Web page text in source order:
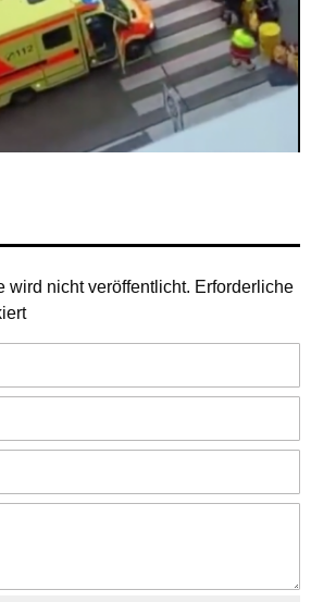
wird nicht veröffentlicht. Erforderliche